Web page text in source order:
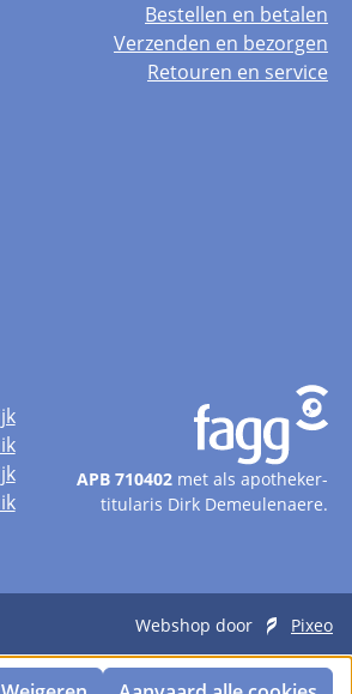
Bestellen en betalen
Verzenden en bezorgen
Retouren en service
APB 710402met als apotheker-
titularis Dirk Demeulenaere.
Webshop door Pixeo